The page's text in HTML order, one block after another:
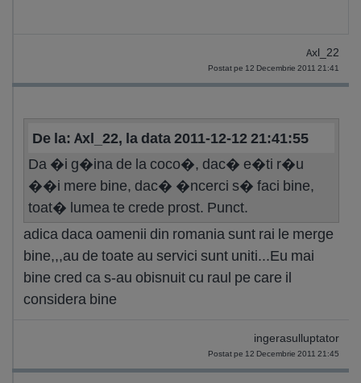
Axl_22
Postat pe 12 Decembrie 2011 21:41
De la: Axl_22, la data 2011-12-12 21:41:55
Da �i g�ina de la coco�, dac� e�ti r�u
��i mere bine, dac� �ncerci s� faci bine,
toat� lumea te crede prost. Punct.
adica daca oamenii din romania sunt rai le merge
bine,,,au de toate au servici sunt uniti...Eu mai
bine cred ca s-au obisnuit cu raul pe care il
considera bine
ingerasulluptator
Postat pe 12 Decembrie 2011 21:45